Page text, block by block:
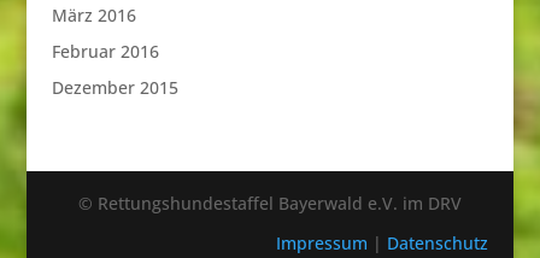
März 2016
Februar 2016
Dezember 2015
© Rettungshundestaffel Bayerwald e.V. im DRV
Impressum | Datenschutz